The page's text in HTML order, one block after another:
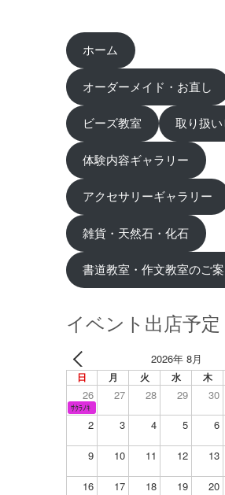
ホーム
オーダーメイド・お直し
ビーズ教室 取り扱
体験内容ギャラリー
アクセサリーギャラリー
雑貨・天然石・化石
書道教室・作文教室のご
イベント出店予定
2026年 8月
日 月 火 水 木
26 27 28 29 30
ｻｸﾗﾉｷ
2 3 4 5 6
9 10 11 12 13
16 17 18 19 20